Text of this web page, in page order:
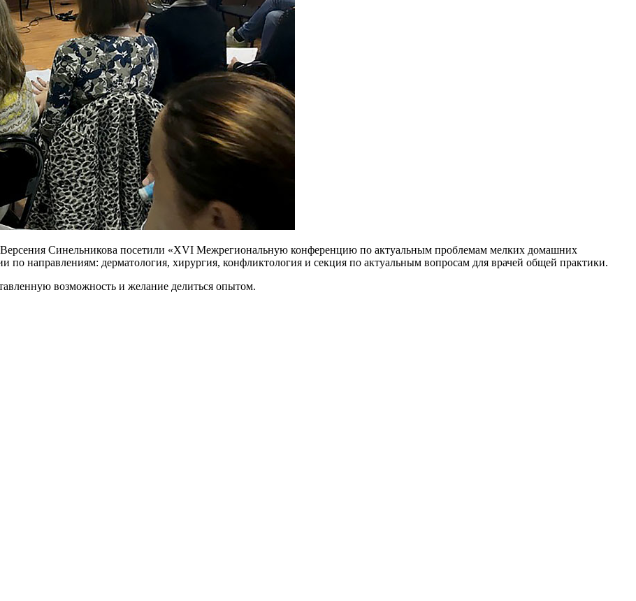
Синельникова посетили «XVI Межрегиональную конференцию по актуальным проблемам мелких домашних
направлениям: дерматология, хирургия, конфликтология и секция по актуальным вопросам для врачей общей практики.
возможность и желание делиться опытом.